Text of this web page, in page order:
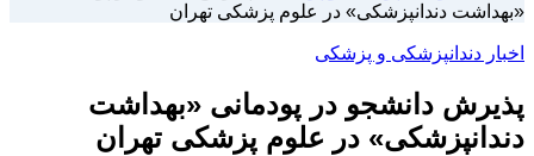
«بهداشت دندانپزشکی» در علوم پزشکی تهران
اخبار دندانپزشکی و پزشکی
پذیرش دانشجو در پودمانی «بهداشت
دندانپزشکی» در علوم پزشکی تهران